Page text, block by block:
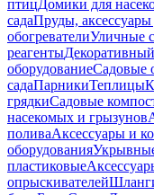
птицДомики для
садаПруды, аксессуары
обогревателиУличные
реагенты
оборудованиеСадовые
садаПарникиТеплицы
грядкиСадовые
насекомых и грызунов
поливаАксессуары и
оборудования
пластиковые
опрыскивателей